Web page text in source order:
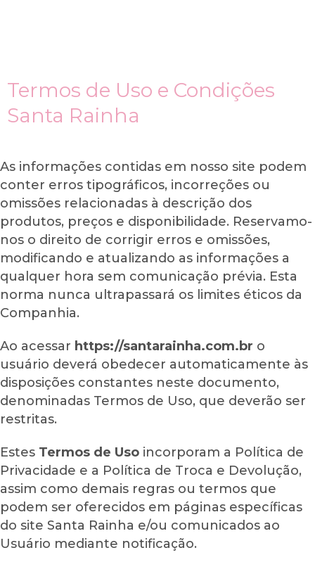
Termos de Uso e Condições
Santa Rainha
As informações contidas em nosso site podem
conter erros tipográficos, incorreções ou
omissões relacionadas à descrição dos
produtos, preços e disponibilidade. Reservamo-
nos o direito de corrigir erros e omissões,
modificando e atualizando as informações a
qualquer hora sem comunicação prévia. Esta
norma nunca ultrapassará os limites éticos da
Companhia.
Ao acessar https://santarainha.com.br o
usuário deverá obedecer automaticamente às
disposições constantes neste documento,
denominadas Termos de Uso, que deverão ser
restritas.
Estes Termos de Uso incorporam a Política de
Privacidade e a Política de Troca e Devolução,
assim como demais regras ou termos que
podem ser oferecidos em páginas específicas
do site Santa Rainha e/ou comunicados ao
Usuário mediante notificação.